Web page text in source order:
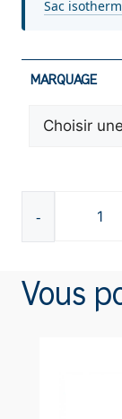
Sac
MARQUAGE
-
quantité
de
tournevis
Vous